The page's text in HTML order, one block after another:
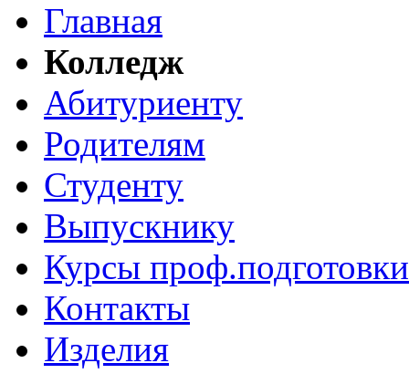
Главная
Колледж
Абитуриенту
Родителям
Студенту
Выпускнику
Курсы проф.подготовки
Контакты
Изделия